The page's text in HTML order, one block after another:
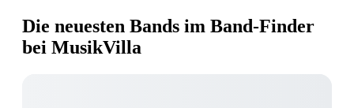
Die neuesten Bands im Band-Finder
bei MusikVilla